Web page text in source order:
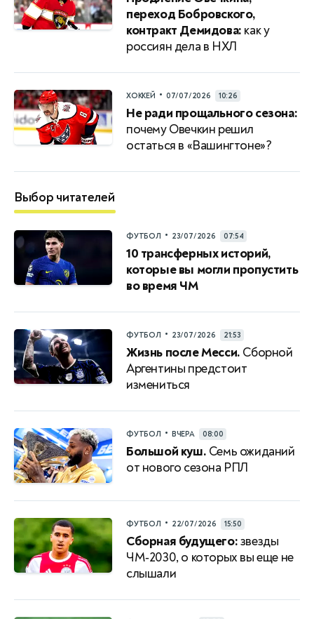
переход Бобровского,
контракт Демидова: как у
россиян дела в НХЛ
ХОККЕЙ • 07/07/2026 10:26
Не ради прощального сезона:
почему Овечкин решил
остаться в «Вашингтоне»?
Выбор читателей
ФУТБОЛ • 23/07/2026 07:54
10 трансферных историй,
которые вы могли пропустить
во время ЧМ
ФУТБОЛ • 23/07/2026 21:53
Жизнь после Месси. Сборной
Аргентины предстоит
измениться
ФУТБОЛ • ВЧЕРА 08:00
Большой куш. Семь ожиданий
от нового сезона РПЛ
ФУТБОЛ • 22/07/2026 15:50
Сборная будущего:звезды
ЧМ‑2030, о которых вы еще не
слышали